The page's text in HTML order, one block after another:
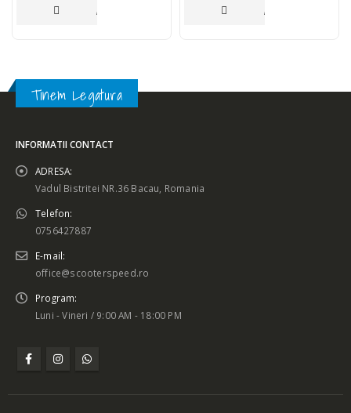
ADAUGĂ ÎN COȘ ADAUGĂ ÎN COȘ
Tinem Legatura
INFORMATII CONTACT
ADRESA:
Vadul Bistritei NR.36 Bacau, Romania
Telefon:
0756427887
E-mail:
office@scooterspeed.ro
Program:
Luni - Vineri / 9:00 AM - 18:00 PM